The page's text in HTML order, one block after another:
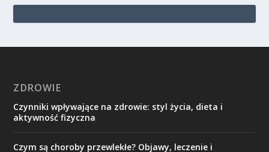
ZDROWIE
Czynniki wpływające na zdrowie: styl życia, dieta i
aktywność fizyczna
Czym są choroby przewlekłe? Objawy, leczenie i